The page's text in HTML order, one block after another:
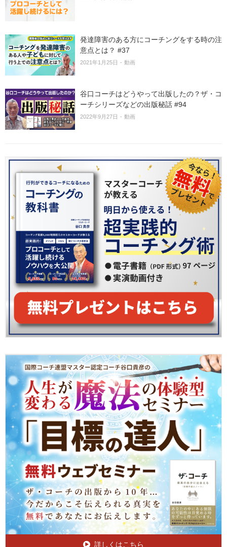
発達障害のある方にコーチングをする時の注
意点とは？ #37
2021年1月25日 動画
谷口コーチはどうやって出版したの？ザ・コ
ーチシリーズなどの出版秘話 #94
2022年9月27日 動画
詳しくはこちら